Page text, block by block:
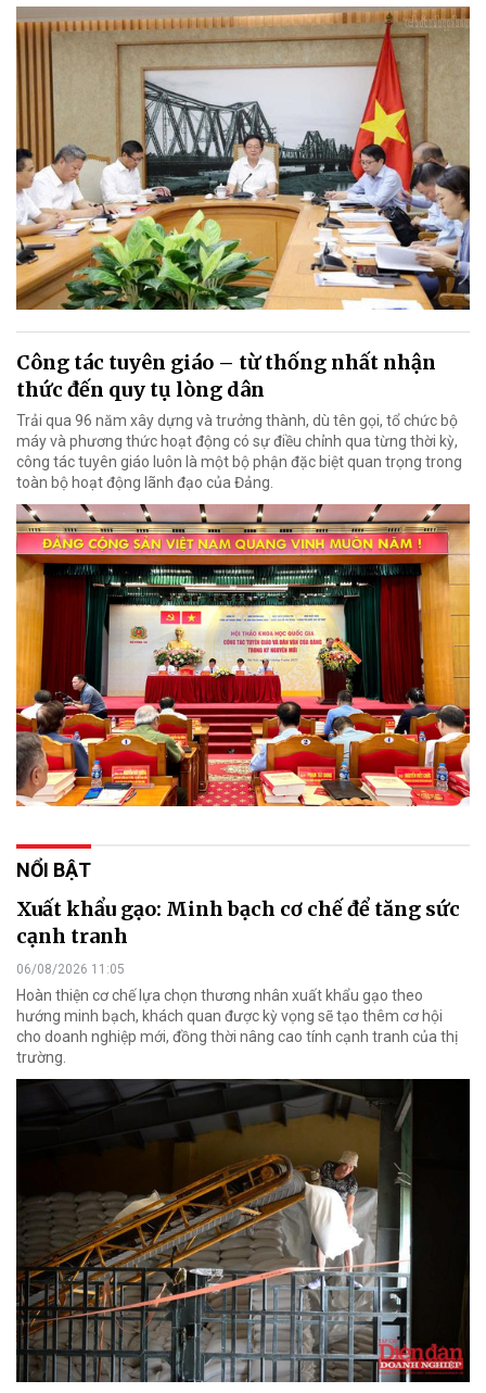
Công tác tuyên giáo – từ thống nhất nhận
thức đến quy tụ lòng dân
Trải qua 96 năm xây dựng và trưởng thành, dù tên gọi, tổ chức bộ
máy và phương thức hoạt động có sự điều chỉnh qua từng thời kỳ,
công tác tuyên giáo luôn là một bộ phận đặc biệt quan trọng trong
toàn bộ hoạt động lãnh đạo của Đảng.
NỔI BẬT
Xuất khẩu gạo: Minh bạch cơ chế để tăng sức
cạnh tranh
06/08/2026 11:05
Hoàn thiện cơ chế lựa chọn thương nhân xuất khẩu gạo theo
hướng minh bạch, khách quan được kỳ vọng sẽ tạo thêm cơ hội
cho doanh nghiệp mới, đồng thời nâng cao tính cạnh tranh của thị
trường.